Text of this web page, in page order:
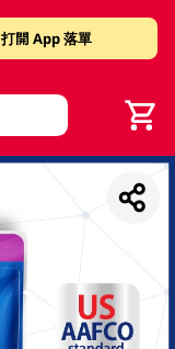
打開 App 落單